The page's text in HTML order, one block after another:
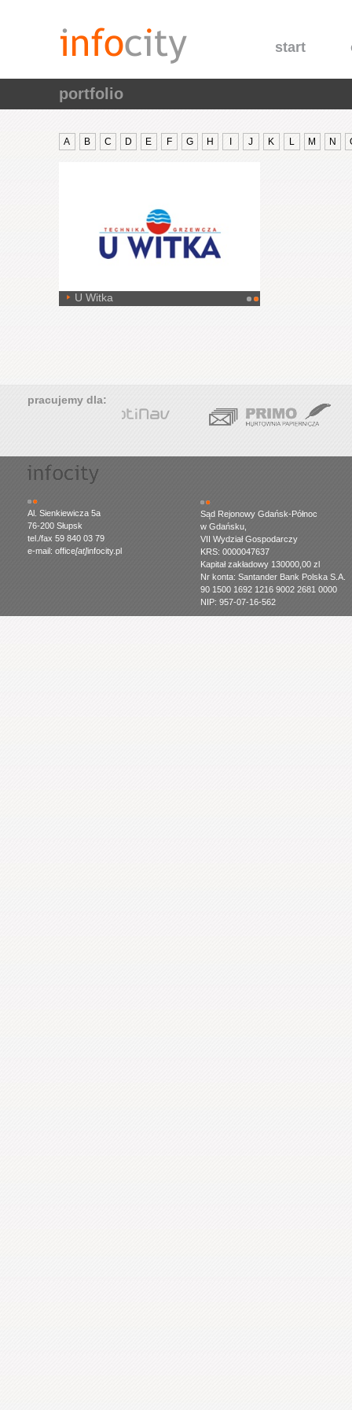
start
portfolio
A B C D E F G H J K L M N
U Witka
pracujemy dla:
Al. Sienkiewicza 5a
76-200 Słupsk
tel./fax 59 840 03 79
e-mail: office[at]infocity.pl
Sąd Rejonowy Gdańsk-Północ
w Gdańsku,
VII Wydział Gospodarczy
KRS: 0000047637
Kapitał zakładowy 130000,00 zl
Nr konta: Santander Bank Polska S.A.
90 1500 1692 1216 9002 2681 0000
NIP: 957-07-16-562